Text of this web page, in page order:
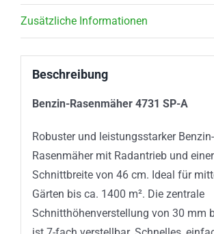
Zusätzliche Informationen
Beschreibung
Benzin-Rasenmäher 4731 SP-A
Robuster und leistungsstarker Benzin-
Rasenmäher mit Radantrieb und einer
Schnittbreite von 46 cm. Ideal für
Gärten bis ca. 1400 m². Die zentrale
Schnitthöhenverstellung von 30 mm